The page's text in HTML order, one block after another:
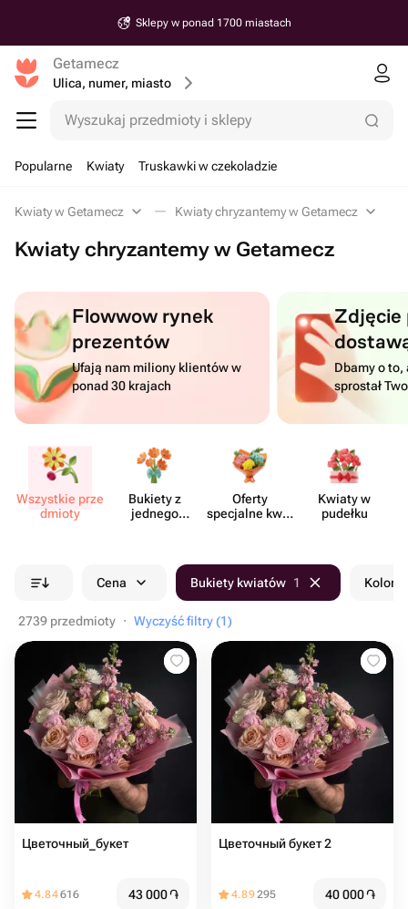
Sklepy w ponad 1700 miastach
Getamecz
Ulica, numer, miasto
Wyszukaj przedmioty i sklepy
Popularne Kwiaty Truskawki w czekoladzie
Kwiaty w Getamecz Kwiaty chryzantemy w Getamecz
Kwiaty chryzantemy w Getamecz
Flowwow rynek
prezentów
Ufają nam miliony klientów w
ponad 30 krajach
Dbamy o to,
sprostał
Wszystkie prze​
dmioty
Bukiety z
jednego
Oferty
specjalne kwia​
Kwiaty w
pudełku
Cena Bukiety kwiatów 1 Kolor
2739 przedmioty · Wyczyść filtry (1)
Цветочный_букет
4.84616 43 000֏
Цветочный букет 2
4.89295 40 000֏